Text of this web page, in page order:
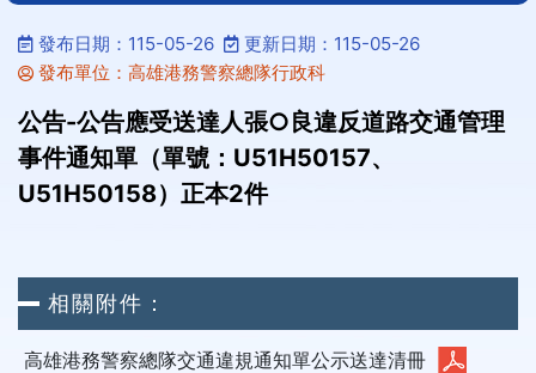
發布日期：115-05-26
更新日期：115-05-26
發布單位：高雄港務警察總隊行政科
公告-公告應受送達人張○良違反道路交通管理
事件通知單（單號：U51H50157、
U51H50158）正本2件
相關附件：
高雄港務警察總隊交通違規通知單公示送達清冊